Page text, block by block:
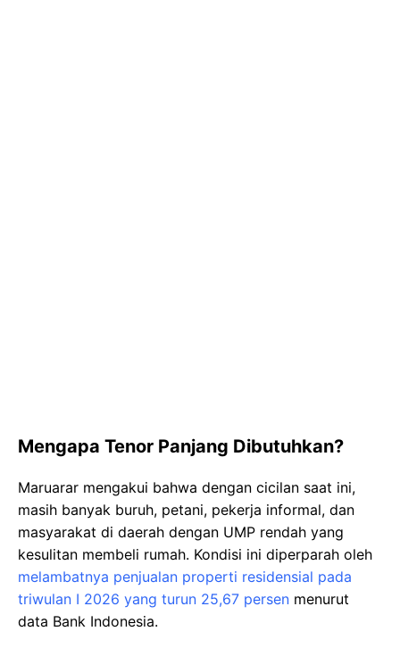
Mengapa Tenor Panjang Dibutuhkan?
Maruarar mengakui bahwa dengan cicilan saat ini,
masih banyak buruh, petani, pekerja informal, dan
masyarakat di daerah dengan UMP rendah yang
kesulitan membeli rumah. Kondisi ini diperparah oleh
melambatnya penjualan properti residensial pada
triwulan I 2026 yang turun 25,67 persen menurut
data Bank Indonesia.